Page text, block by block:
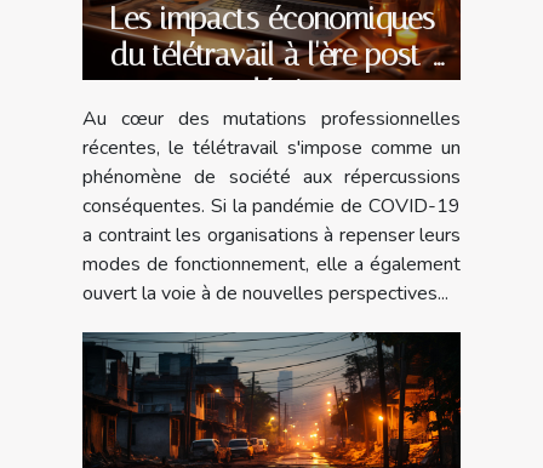
Les impacts économiques
du télétravail à l'ère post-
pandémique
Au cœur des mutations professionnelles
récentes, le télétravail s'impose comme un
phénomène de société aux répercussions
conséquentes. Si la pandémie de COVID-19
a contraint les organisations à repenser leurs
modes de fonctionnement, elle a également
ouvert la voie à de nouvelles perspectives...